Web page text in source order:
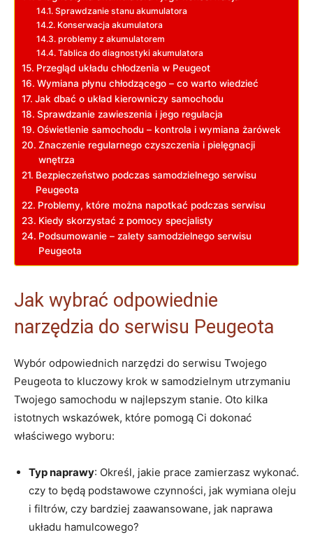
Sprawdzanie stanu akumulatora
Konserwacja akumulatora
problemy z akumulatorem
Tablica do diagnostyki akumulatora
Przegląd układu chłodzenia w Peugeot
Wymiana płynu chłodzącego – co warto wiedzieć
Jak dbać o układ kierowniczy samochodu
Sprawdzanie zawieszenia i jego regulacja
Oświetlenie samochodu – kontrola i wymiana żarówek
Znaczenie regularnego czyszczenia i pielęgnacji
wnętrza
Bezpieczeństwo podczas samodzielnego serwisu
Peugeota
Problemy, które można napotkać podczas serwisu
Kiedy skorzystać z pomocy specjalisty
Podsumowanie – zalety samodzielnego serwisu
Peugeota
Jak wybrać odpowiednie
narzędzia do serwisu Peugeota
Wybór odpowiednich narzędzi do serwisu Twojego
Peugeota to kluczowy krok w samodzielnym utrzymaniu
Twojego samochodu w najlepszym stanie. Oto kilka
istotnych wskazówek, które pomogą Ci dokonać
właściwego wyboru:
Typ naprawy: Określ, jakie prace zamierzasz wykonać.
czy to będą podstawowe czynności, jak wymiana oleju
i filtrów, czy bardziej zaawansowane, jak naprawa
układu hamulcowego?